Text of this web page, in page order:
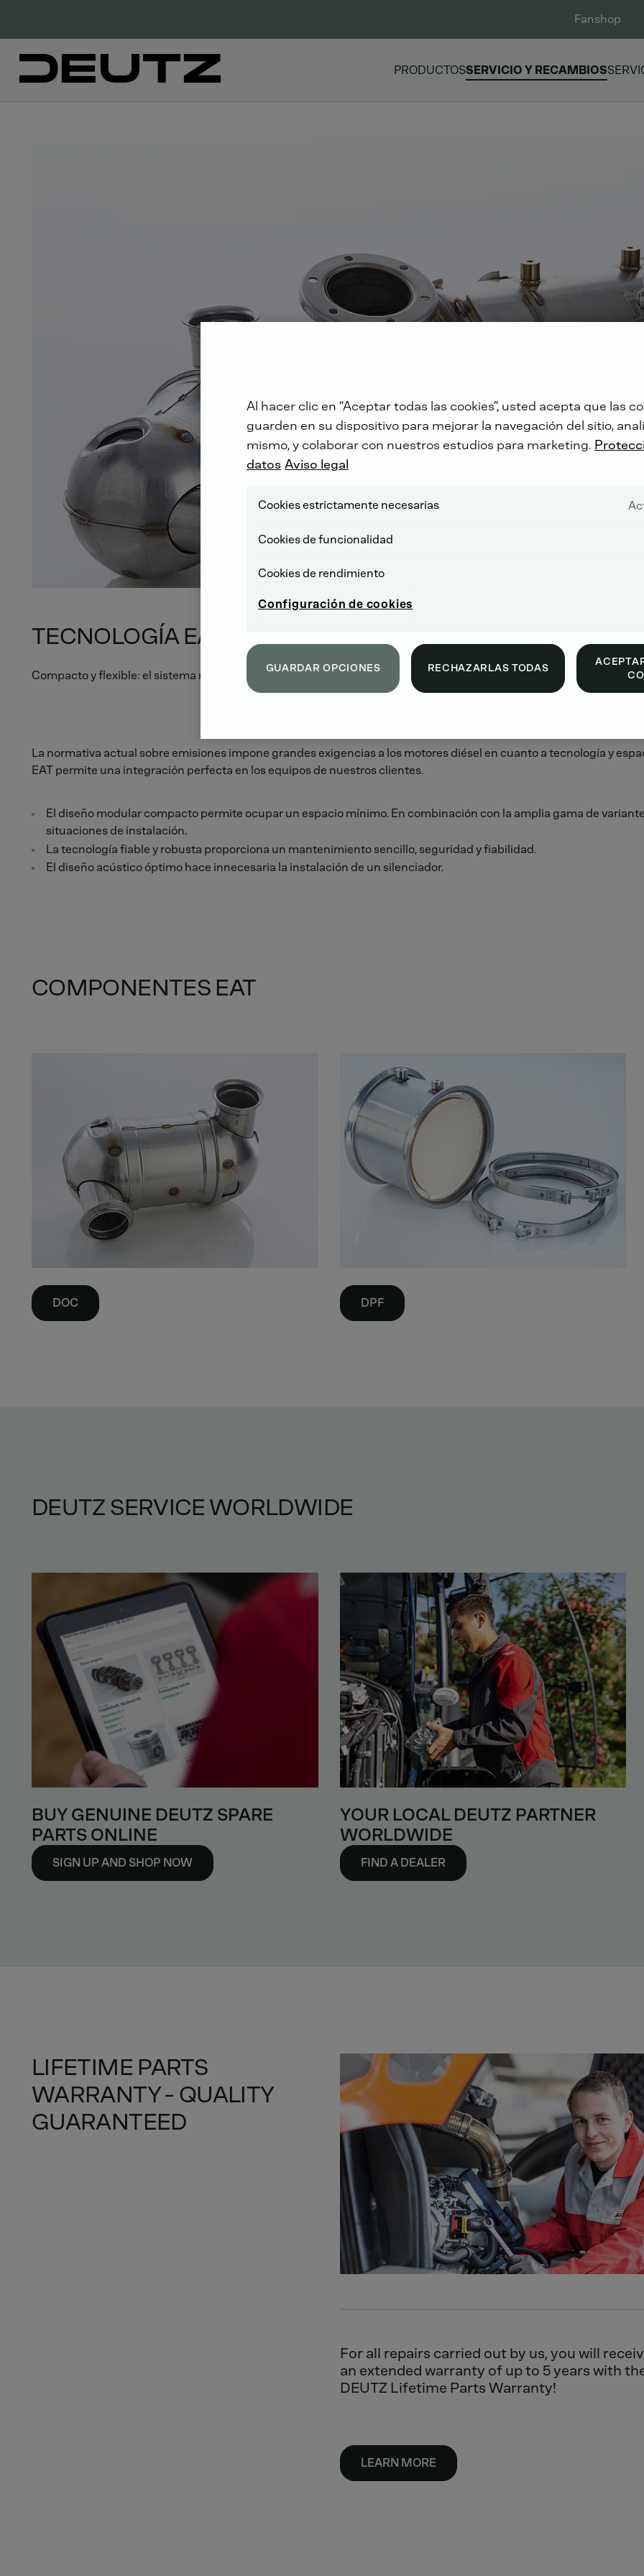
Fanshop
PRODUCTOSSERVICIO Y RECAMBIOS
TECNOLOGÍA EAT DEUTZ
Compacto y flexible: el sistema modular EAT.
La normativa actual sobre emisiones impone grandes exigencias a los motores diésel en cuanto a tecnología y
EAT permite una integración perfecta en los equipos de nuestros clientes.
El diseño modular compacto permite ocupar un espacio mínimo. En combinación con la amplia gama de
situaciones de instalación.
La tecnología fiable y robusta proporciona un mantenimiento sencillo, seguridad y fiabilidad.
El diseño acústico óptimo hace innecesaria la instalación de un silenciador.
COMPONENTES EAT
DOC DPF
DEUTZ SERVICE WORLDWIDE
BUY GENUINE DEUTZ SPARE
PARTS ONLINE
SIGN UP AND SHOP NOW
YOUR LOCAL DEUTZ PARTNER
WORLDWIDE
FIND A DEALER
LIFETIME PARTS
WARRANTY - QUALITY
GUARANTEED
For all repairs carried out by us, you will
an extended warranty of up to 5 years with
DEUTZ Lifetime Parts Warranty!
LEARN MORE
Al hacer clic en “Aceptar todas las cookies”, usted acepta que las
guarden en su dispositivo para mejorar la navegación del sitio,
mismo, y colaborar con nuestros estudios para marketing.
datos Aviso legal
Cookies estrictamente necesarias
Cookies de funcionalidad
Cookies de rendimiento
Configuración de cookies
GUARDAR OPCIONES RECHAZARLAS TODAS